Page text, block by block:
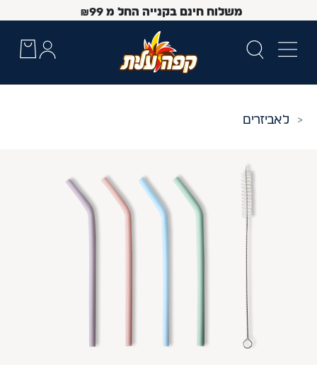
משלוח חינם בקנייה החל מ ₪99
Up and Down arrow keys to navigate search results.
אביזרים